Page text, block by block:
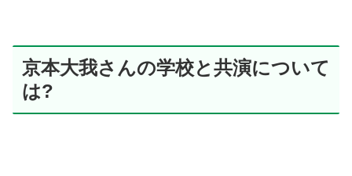
京本大我さんの学校と共演について
は?